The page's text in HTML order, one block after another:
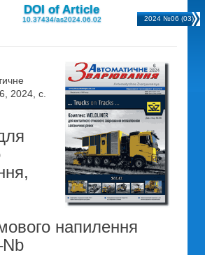
DOI of Article
10.37434/as2024.06.02 2024 №06 (03)
2024, с.
напилення